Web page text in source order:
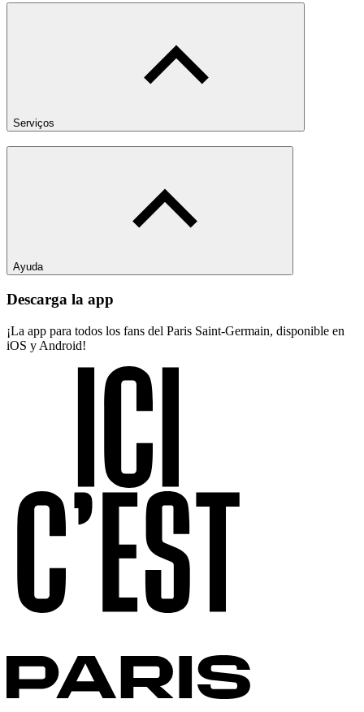
Serviços
Ayuda
Descarga la app
¡La app para todos los fans del Paris Saint-Germain, disponible en
iOS y Android!